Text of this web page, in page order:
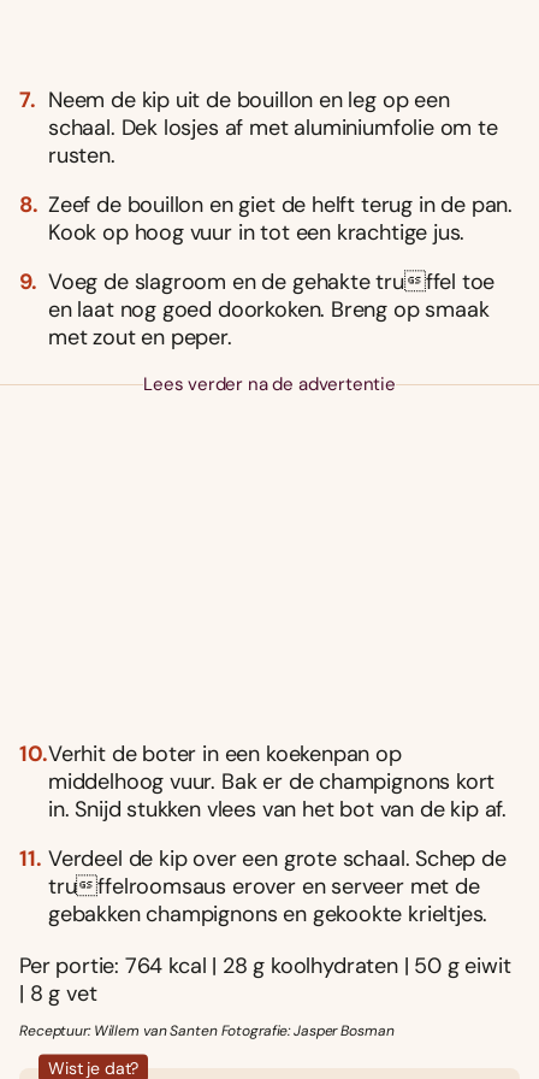
Neem de kip uit de bouillon en leg op een
schaal. Dek losjes af met aluminiumfolie om te
rusten.
Zeef de bouillon en giet de helft terug in de pan.
Kook op hoog vuur in tot een krachtige jus.
Voeg de slagroom en de gehakte truffel toe
en laat nog goed doorkoken. Breng op smaak
met zout en peper.
Lees verder na de advertentie
Verhit de boter in een koekenpan op
middelhoog vuur. Bak er de champignons kort
in. Snijd stukken vlees van het bot van de kip af.
Verdeel de kip over een grote schaal. Schep de
truffelroomsaus erover en serveer met de
gebakken champignons en gekookte krieltjes.
Per portie: 764 kcal | 28 g koolhydraten | 50 g eiwit
| 8 g vet
Receptuur: Willem van Santen Fotografie: Jasper Bosman
Wist je dat?